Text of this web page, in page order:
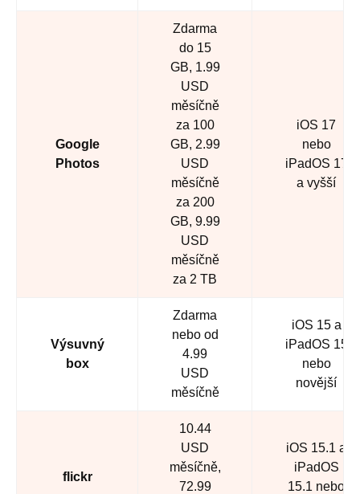
Google
Photos
Zdarma
do 15
GB, 1.99
USD
měsíčně
za 100
GB, 2.99
USD
měsíčně
za 200
GB, 9.99
USD
měsíčně
za 2 TB
iOS 17
nebo
iPadOS 17
a vyšší
Výsuvný
box
Zdarma
nebo od
4.99
USD
měsíčně
iOS 15 a
iPadOS 15
nebo
novější
flickr
10.44
USD
měsíčně,
72.99
iOS 15.1 a
iPadOS
15.1 nebo